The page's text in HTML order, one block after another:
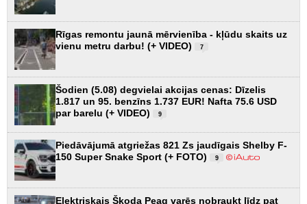
Rīgas remontu jaunā mērvienība - kļūdu skaits uz
vienu metru darbu! (+ VIDEO)
7
Šodien (5.08) degvielai akcijas cenas: Dīzelis
1.817 un 95. benzīns 1.737 EUR! Nafta 75.6 USD
par barelu (+ VIDEO)
9
Piedāvājumā atgriežas 821 Zs jaudīgais Shelby F-
150 Super Snake Sport (+ FOTO)
9
Elektriskais Škoda Peaq varēs nobraukt līdz pat